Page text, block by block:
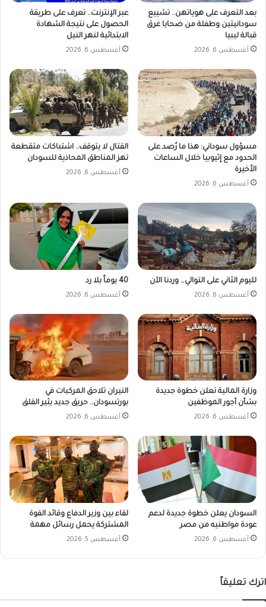
بعد التعرف على هوياتهن.. تشييع
سودانيتين وطفلة من ضحايا غرق
قبالة ليبيا
أغسطس 6, 2026
عبر الإنترنت.. تعرف على طريقة
الحصول على نتيجة الشهادة
الابتدائية لنهر النيل
أغسطس 6, 2026
مسؤول سوداني: هذا ما رُصد على
الحدود مع إثيوبيا خلال الساعات
الأخيرة
أغسطس 6, 2026
القتال لا يتوقف.. اشتباكات متقطعة
تهز المناطق المحاذية للسودان
أغسطس 6, 2026
لليوم الثاني على التوالي… وردنا الآن
أغسطس 6, 2026
40 يوماً بلا رد
أغسطس 6, 2026
وزارة المالية تعلن خطوة جديدة
بشأن أجور الموظفين
أغسطس 6, 2026
النيران تلاحق المركبات في
بورتسودان.. حريق جديد يثير القلق
أغسطس 6, 2026
السودان يعلن خطوة جديدة لدعم
عودة مواطنيه من مصر
أغسطس 6, 2026
لقاء بين وزير الدفاع وقائد القوة
المشتركة يحمل رسائل مهمة
أغسطس 5, 2026
اترك تعليقاً